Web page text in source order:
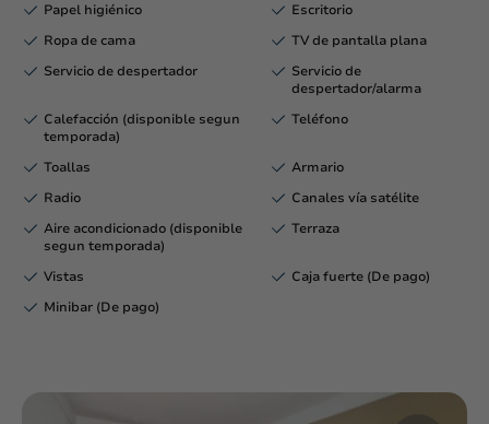
Papel higiénico
Escritorio
Ropa de cama
TV de pantalla plana
Servicio de despertador
Servicio de
despertador/alarma
Calefacción (disponible segun
temporada)
Teléfono
Toallas
Armario
Radio
Canales vía satélite
Aire acondicionado (disponible
segun temporada)
Terraza
Vistas
Caja fuerte (De pago)
Minibar (De pago)